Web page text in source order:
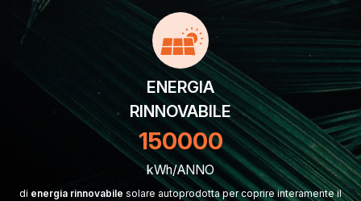
ENERGIA
RINNOVABILE
150000
kWh/ANNO
di energia rinnovabile solare autoprodotta per coprire interamente il